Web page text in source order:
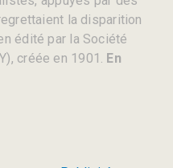
la disparition
édité par la Société
créée en 1901. En